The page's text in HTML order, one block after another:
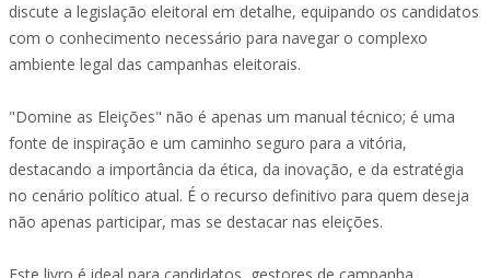
discute a legislação eleitoral em detalhe, equipando os candidatos
com o conhecimento necessário para navegar o complexo
ambiente legal das campanhas eleitorais.
"Domine as Eleições" não é apenas um manual técnico; é uma
fonte de inspiração e um caminho seguro para a vitória,
destacando a importância da ética, da inovação, e da estratégia
no cenário político atual. É o recurso definitivo para quem deseja
não apenas participar, mas se destacar nas eleições.